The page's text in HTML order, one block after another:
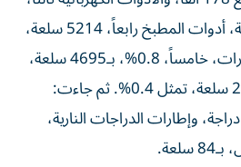
بـ3%، تمثل 16076 سلعة، أدوات المطبخ رابعاً، 5214 سلعة،
تمثل، 1%، إطارات السيارات، خامساً، 0.8%، بـ4695 سلعة،
والشاحنات سادياً، بـ2414 سلعة، تمثل 0.4%. ثم جاءت:
الدراجات النارية، بـ1345 دراجة، وإطارات الدراجات النارية،